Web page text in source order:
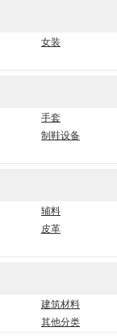
女装
手套
制鞋设备
辅料
皮革
建筑材料
其他分类